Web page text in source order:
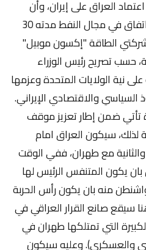
العراق على إيران، وأن
العراق اقترب كثيراً من توقيع اتفاق في مجال النفط مدته 30
دولار مع شركتي الطاقة "إكسون موبيل"
حسب تصريح رئيس الوزراء
نية الولايات المتحدة وعزمها
السياسي والاقتصادي الإيراني.
تأتي ضمن إطار تعزيز موقف
لذلك، سيكون العراق امام
مع طهران، ففي الوقت
بان يكون المتنفس الرئيس لها
منه بان يكون رأس الحربة
سيقع صانع القرار العراقي في
التي تمتلكها طهران في
والعسكري). وعليه سيكون